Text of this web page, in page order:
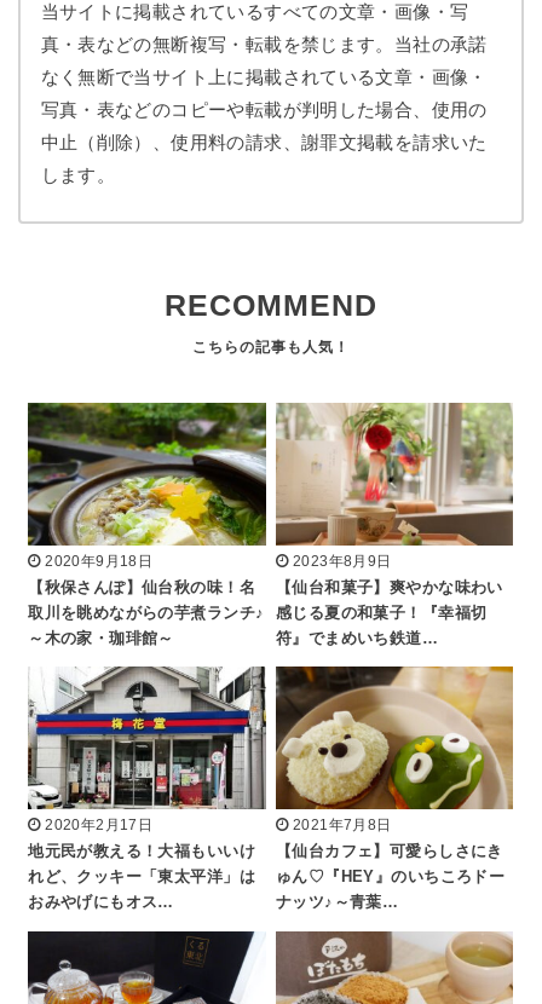
当サイトに掲載されているすべての文章・画像・写
真・表などの無断複写・転載を禁じます。当社の承諾
なく無断で当サイト上に掲載されている文章・画像・
写真・表などのコピーや転載が判明した場合、使用の
中止（削除）、使用料の請求、謝罪文掲載を請求いた
します。
RECOMMEND
2020年9月18日
【秋保さんぽ】仙台秋の味！名
取川を眺めながらの芋煮ランチ♪
～木の家・珈琲館～
2023年8月9日
【仙台和菓子】爽やかな味わい
感じる夏の和菓子！『幸福切
符』でまめいち鉄道…
2020年2月17日
地元民が教える！大福もいいけ
れど、クッキー「東太平洋」は
おみやげにもオス…
2021年7月8日
【仙台カフェ】可愛らしさにき
ゅん♡『HEY』のいちころドー
ナッツ♪～青葉…